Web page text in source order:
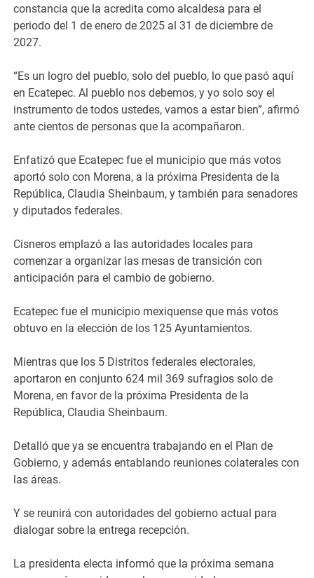
constancia que la acredita como alcaldesa para el
periodo del 1 de enero de 2025 al 31 de diciembre de
2027.
“Es un logro del pueblo, solo del pueblo, lo que pasó aquí
en Ecatepec. Al pueblo nos debemos, y yo solo soy el
instrumento de todos ustedes, vamos a estar bien”, afirmó
ante cientos de personas que la acompañaron.
Enfatizó que Ecatepec fue el municipio que más votos
aportó solo con Morena, a la próxima Presidenta de la
República, Claudia Sheinbaum, y también para senadores
y diputados federales.
Cisneros emplazó a las autoridades locales para
comenzar a organizar las mesas de transición con
anticipación para el cambio de gobierno.
Ecatepec fue el municipio mexiquense que más votos
obtuvo en la elección de los 125 Ayuntamientos.
Mientras que los 5 Distritos federales electorales,
aportaron en conjunto 624 mil 369 sufragios solo de
Morena, en favor de la próxima Presidenta de la
República, Claudia Sheinbaum.
Detalló que ya se encuentra trabajando en el Plan de
Gobierno, y además entablando reuniones colaterales con
las áreas.
Y se reunirá con autoridades del gobierno actual para
dialogar sobre la entrega recepción.
La presidenta electa informó que la próxima semana